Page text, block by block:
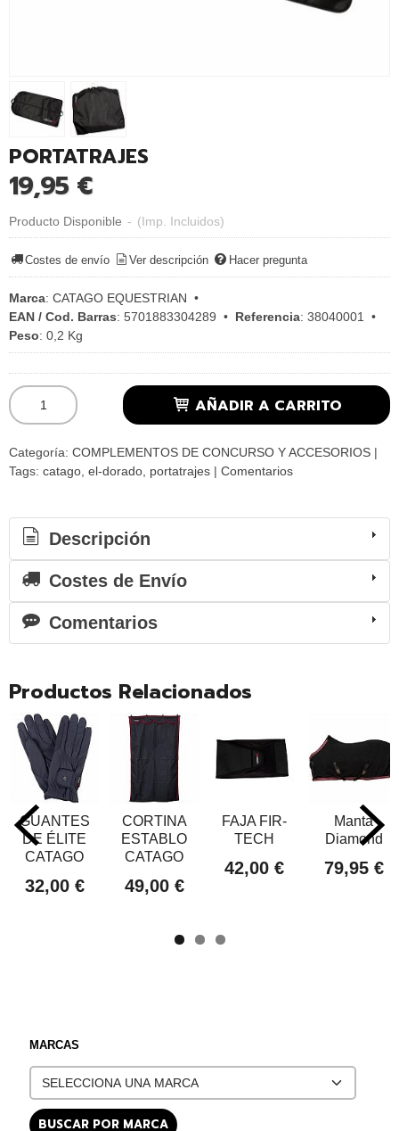
MARCAS
PORTATRAJES
19,95 €
Producto Disponible - (Imp. Incluidos)
Costes de envío Ver descripción Hacer pregunta
Marca: CATAGO EQUESTRIAN •
EAN / Cod. Barras: 5701883304289 • Referencia: 38040001 •
Peso: 0,2 Kg
AÑADIR A CARRITO
Categoría: COMPLEMENTOS DE CONCURSO Y ACCESORIOS |
Tags: catago el-dorado portatrajes | Comentarios
Descripción
Costes de Envío
Comentarios
Productos Relacionados
GUANTES
DE ÉLITE
CATAGO
32,00 €
CORTINA
ESTABLO
CATAGO
49,00 €
FAJA FIR-
TECH
42,00 €
Manta
Diamond
79,95 €